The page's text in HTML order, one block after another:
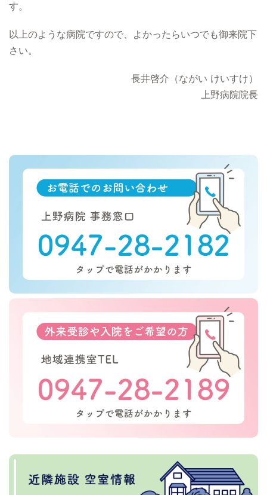
す。
以上のような病院ですので、よかったらいつでも御来院下
さい。
長井啓介（ながい けいすけ）
上野病院院長